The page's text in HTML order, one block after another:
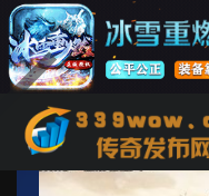
首页>